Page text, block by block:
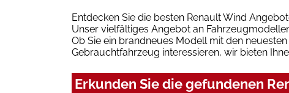
Entdecken Sie die besten Renault Wind
Unser vielfältiges Angebot an
Ob Sie ein brandneues Modell mit den
Gebrauchtfahrzeug interessieren, wir bieten
Erkunden Sie die gefundenen